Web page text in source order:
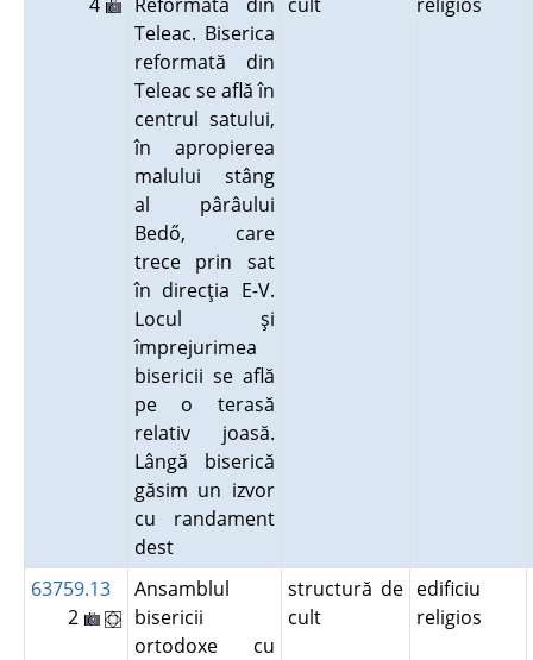
Teleac. Biserica
reformată din
Teleac se află în
centrul satului,
în apropierea
malului stâng
al pârâului
Bedő, care
trece prin sat
în direcţia E-V.
Locul şi
împrejurimea
bisericii se află
pe o terasă
relativ joasă.
Lângă biserică
găsim un izvor
cu randament
dest
63759.13
2
Ansamblul
bisericii
ortodoxe cu
structură de
cult
edificiu
religios